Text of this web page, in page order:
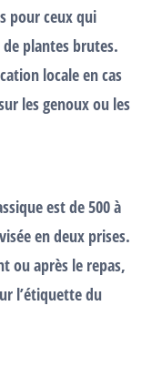
pour ceux qui
plantes brutes.
locale en cas
les genoux ou les
est de 500 à
en deux prises.
ou après le repas,
l’étiquette du